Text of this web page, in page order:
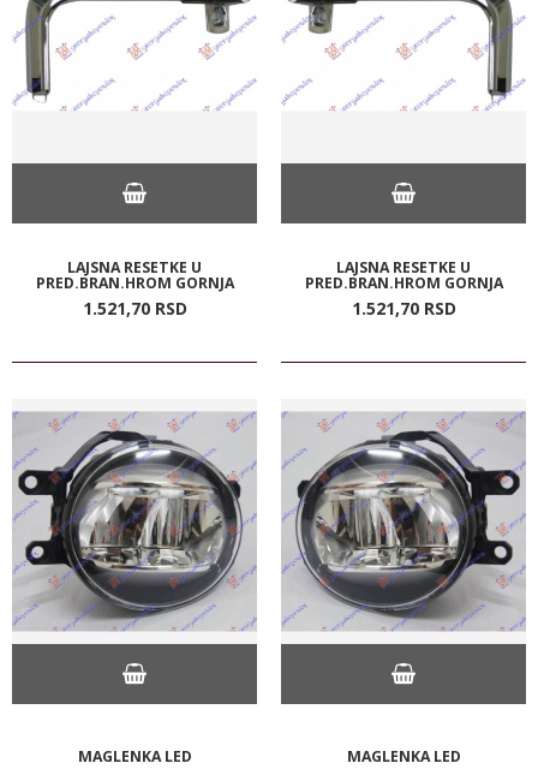
LAJSNA RESETKE U
PRED.BRAN.HROM GORNJA
1.521,70 RSD
LAJSNA RESETKE U
PRED.BRAN.HROM GORNJA
1.521,70 RSD
MAGLENKA LED MAGLENKA LED